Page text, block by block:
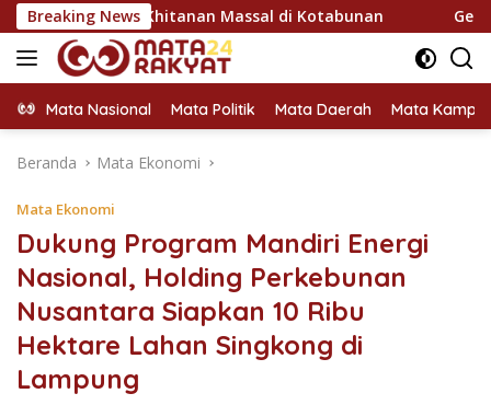
Langsung
ke
konten
Breaking News
Massal di Kotabunan Gebrakan Pasca
Mata Nasional Mata Politik Mata Daerah Mata
Beranda Mata Ekonomi
Mata Ekonomi
Dukung Program Mandiri Energi
Nasional, Holding Perkebunan
Nusantara Siapkan 10 Ribu
Hektare Lahan Singkong di
Lampung